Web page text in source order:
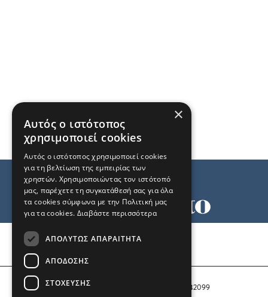
Αριθμός Πιστοποίησης Μ.Η.Τ. 242099
×
Αυτός ο ιστότοπος
χρησιμοποιεί cookies
Αυτός ο ιστότοπος χρησιμοποιεί cookies
για τη βελτίωση της εμπειρίας των
χρηστών. Χρησιμοποιώντας τον ιστότοπό
μας, παρέχετε τη συγκατάθεσή σας για όλα
τα cookies σύμφωνα με την Πολιτική μας
για τα cookies. Διαβάστε περισσότερα
ΑΠΟΛΎΤΩΣ ΑΠΑΡΑΊΤΗΤΑ
ΑΠΌΔΟΣΗΣ
ΣΤΌΧΕΥΣΗΣ